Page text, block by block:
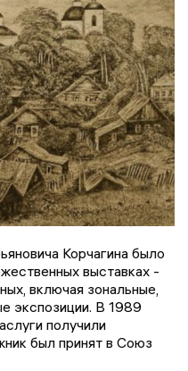
Корчагина было
выставках -
включая зональные,
экспозиции. В 1989
получили
был принят в Союз